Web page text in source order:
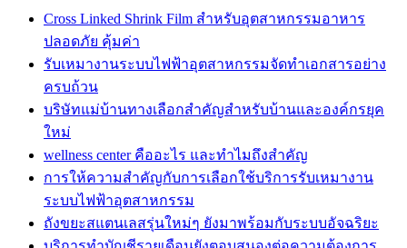
Cross Linked Shrink Film สำหรับอุตสาหกรรมอาหาร
ปลอดภัย คุ้มค่า
รับเหมางานระบบไฟฟ้าอุตสาหกรรมจัดทำเอกสารอย่าง
ครบถ้วน
บริษัทแม่บ้านทางเลือกสำคัญสำหรับบ้านและองค์กรยุค
ใหม่
wellness center คืออะไร และทำไมถึงสำคัญ
การให้ความสำคัญกับการเลือกใช้บริการรับเหมางาน
ระบบไฟฟ้าอุตสาหกรรม
ถังขยะสแตนเลสรุ่นใหม่ๆ ยังมาพร้อมกับระบบอัจฉริยะ